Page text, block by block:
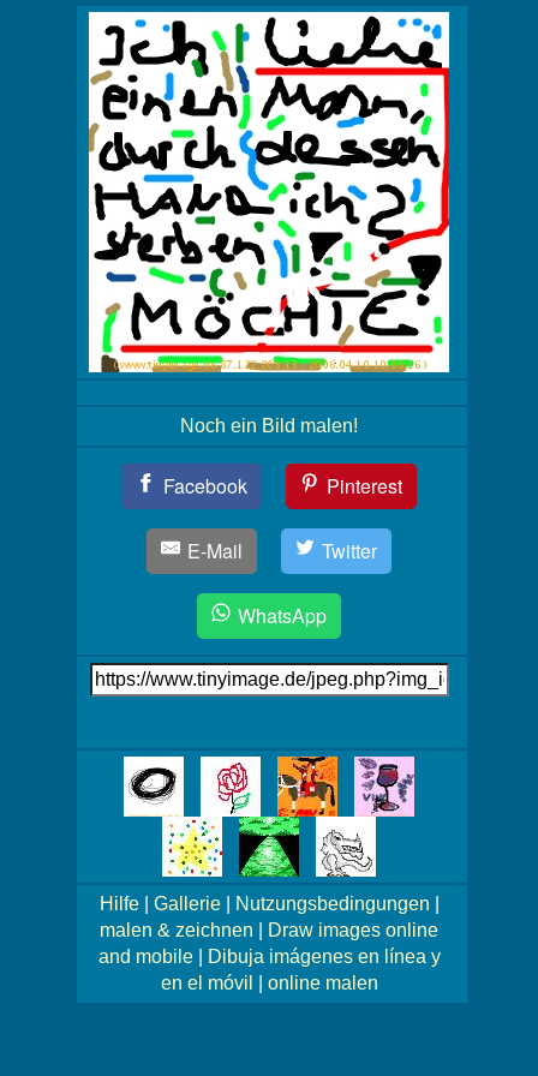
Noch ein Bild malen!
Facebook Pinterest
E-Mail Twitter
WhatsApp
Link
auf's
Bilder!
Hilfe| Gallerie| Nutzungsbedingungen
malen & zeichnen
Draw images online
and mobile|
Dibuja imágenes en línea y
en el móvil
online malen